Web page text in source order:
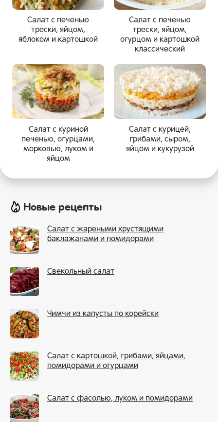
Салат с печенью
трески, яйцом,
яблоком и картошкой
Салат с печенью
трески, яйцом,
огурцом и картошкой
классический
Салат с куриной
печенью, огурцами,
морковью, луком и
яйцом
Салат с курицей,
грибами, сыром,
яйцом и кукурузой
Новые рецепты
Салат с жареными хрустящими
баклажанами и помидорами
Свекольный салат
Чимчи из капусты по корейски
Салат с картошкой, грибами, яйцами,
помидорами и огурцами
Салат с фасолью, луком и помидорами